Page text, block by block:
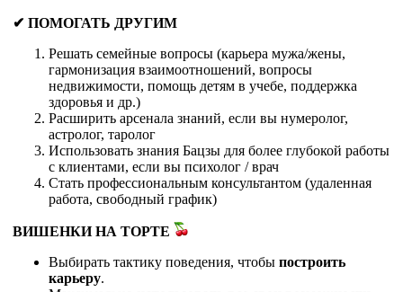
✔ ПОМОГАТЬ ДРУГИМ
Решать семейные вопросы (карьера мужа/жены,
гармонизация взаимоотношений, вопросы
недвижимости, помощь детям в учебе, поддержка
здоровья и др.)
Расширить арсенала знаний, если вы нумеролог,
астролог, таролог
Использовать знания Бацзы для более глубокой работы
с клиентами, если вы психолог / врач
Стать профессиональным консультантом (удаленная
работа, свободный график)
ВИШЕНКИ НА ТОРТЕ
Выбирать тактику поведения, чтобы построить
карьеру.